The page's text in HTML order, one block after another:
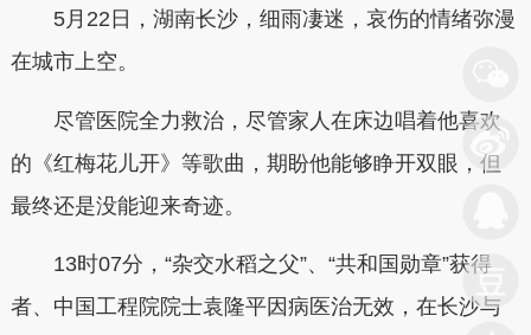
5月22日，湖南长沙，细雨凄迷，哀伤的情绪弥漫
在城市上空。
尽管医院全力救治，尽管家人在床边唱着他喜欢
的《红梅花儿开》等歌曲，期盼他能够睁开双眼，但
最终还是没能迎来奇迹。
13时07分，“杂交水稻之父”、“共和国勋章”获得
者、中国工程院院士袁隆平因病医治无效，在长沙与